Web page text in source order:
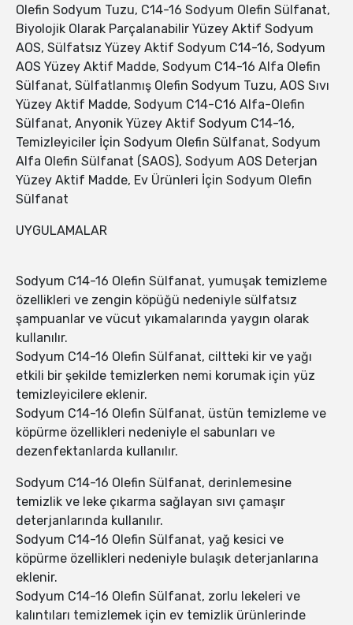
Olefin Sodyum Tuzu, C14-16 Sodyum Olefin Sülfanat,
Biyolojik Olarak Parçalanabilir Yüzey Aktif Sodyum
AOS, Sülfatsız Yüzey Aktif Sodyum C14-16, Sodyum
AOS Yüzey Aktif Madde, Sodyum C14-16 Alfa Olefin
Sülfanat, Sülfatlanmış Olefin Sodyum Tuzu, AOS Sıvı
Yüzey Aktif Madde, Sodyum C14-C16 Alfa-Olefin
Sülfanat, Anyonik Yüzey Aktif Sodyum C14-16,
Temizleyiciler İçin Sodyum Olefin Sülfanat, Sodyum
Alfa Olefin Sülfanat (SAOS), Sodyum AOS Deterjan
Yüzey Aktif Madde, Ev Ürünleri İçin Sodyum Olefin
Sülfanat
UYGULAMALAR
Sodyum C14-16 Olefin Sülfanat, yumuşak temizleme
özellikleri ve zengin köpüğü nedeniyle sülfatsız
şampuanlar ve vücut yıkamalarında yaygın olarak
kullanılır.
Sodyum C14-16 Olefin Sülfanat, ciltteki kir ve yağı
etkili bir şekilde temizlerken nemi korumak için yüz
temizleyicilere eklenir.
Sodyum C14-16 Olefin Sülfanat, üstün temizleme ve
köpürme özellikleri nedeniyle el sabunları ve
dezenfektanlarda kullanılır.
Sodyum C14-16 Olefin Sülfanat, derinlemesine
temizlik ve leke çıkarma sağlayan sıvı çamaşır
deterjanlarında kullanılır.
Sodyum C14-16 Olefin Sülfanat, yağ kesici ve
köpürme özellikleri nedeniyle bulaşık deterjanlarına
eklenir.
Sodyum C14-16 Olefin Sülfanat, zorlu lekeleri ve
kalıntıları temizlemek için ev temizlik ürünlerinde